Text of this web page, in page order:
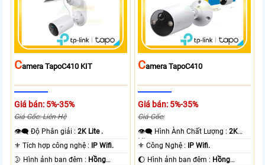
CAmera TapoC410 KIT
Giá bán: 5%-35%
Giá Gốc: Liên Hệ
👁️‍🗨 Độ Phân giải :2K Lite .
⚜️ Tích hợp công nghệ :
IP Wifi.
🌛 Hình ảnh ban đêm : Hồng
CAmera TapoC410
Giá bán: 5%-35%
Giá Gốc:
👁️‍🗨 Hình Ành Chất Lượng :2K
Lite .
⚜️ Công Nghệ :
IP Wifi.
🌔 Hình ảnh ban đêm : Hồng